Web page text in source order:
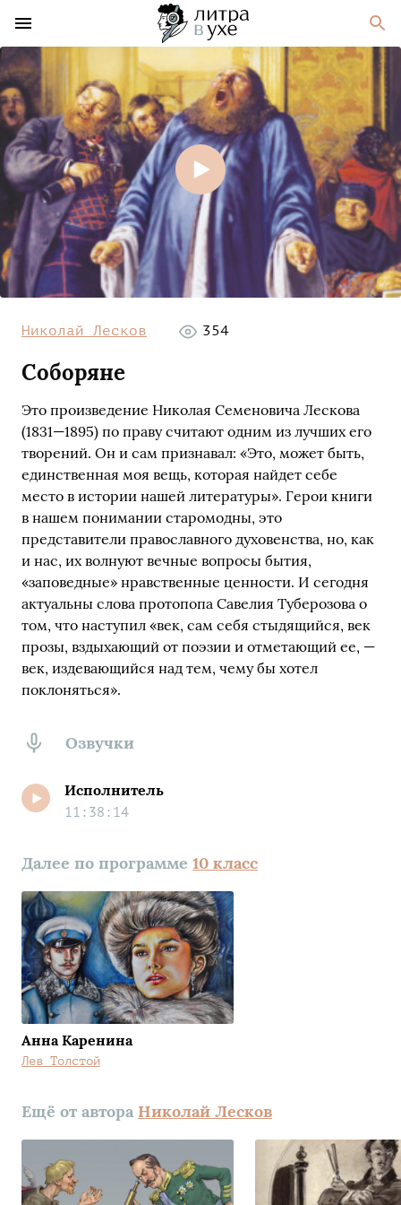
Николай Лесков 354
Соборяне
Это произведение Николая Семеновича Лескова
(1831—1895) по праву считают одним из лучших его
творений. Он и сам признавал: «Это, может быть,
единственная моя вещь, которая найдет себе
место в истории нашей литературы». Герои книги
в нашем понимании старомодны, это
представители православного духовенства, но, как
и нас, их волнуют вечные вопросы бытия,
«заповедные» нравственные ценности. И сегодня
актуальны слова протопопа Савелия Туберозова о
том, что наступил «век, сам себя стыдящийся, век
прозы, вздыхающий от поэзии и отметающий ее, —
век, издевающийся над тем, чему бы хотел
поклоняться».
Озвучки
Исполнитель
11:38:14
Далее по программе 10 класс
Анна Каренина
Лев Толстой
Ещё от автора Николай Лесков